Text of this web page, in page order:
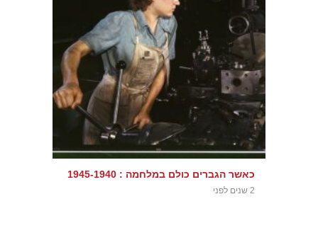
כאשר הגברים כולם במלחמה : 1945-1940
2 שנים לפני